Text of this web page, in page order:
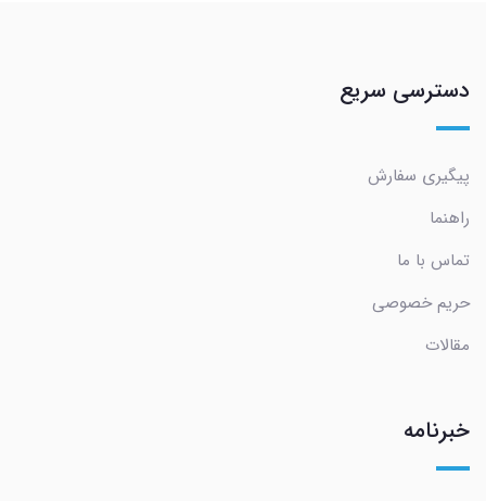
دسترسی سریع
پیگیری سفارش
راهنما
تماس با ما
حریم خصوصی
مقالات
خبرنامه